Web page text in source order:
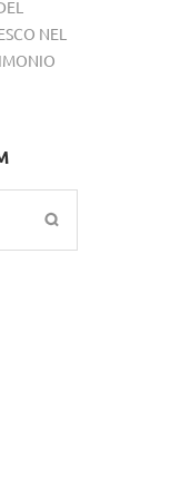
NEL